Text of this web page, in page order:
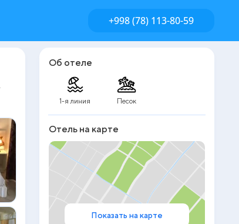
+998 (78) 113-80-59
Об отеле
1-я линия Песок
Отель на карте
Показать на карте